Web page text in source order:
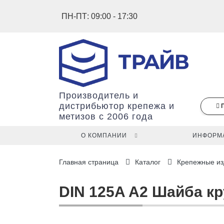
ПН-ПТ: 09:00 - 17:30
Производитель и
дистрибьютор крепежа и
метизов с 2006 года
О КОМПАНИИ
Главная страница Каталог Крепежные
DIN 125A A2 Шайба